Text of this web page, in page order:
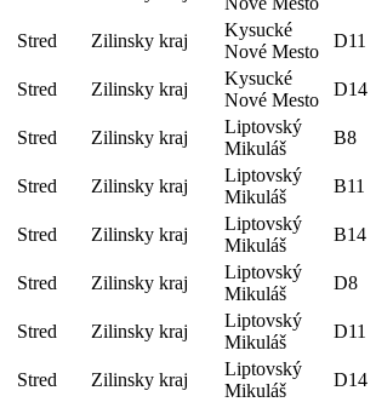
Stred Zilinsky kraj
Kysucké
Nové Mesto
D11
Stred Zilinsky kraj
Kysucké
Nové Mesto
D14
Stred Zilinsky kraj
Liptovský
Mikuláš
B8
Stred Zilinsky kraj
Liptovský
Mikuláš
B11
Stred Zilinsky kraj
Liptovský
Mikuláš
B14
Stred Zilinsky kraj
Liptovský
Mikuláš
D8
Stred Zilinsky kraj
Liptovský
Mikuláš
D11
Stred Zilinsky kraj
Liptovský
Mikuláš
D14